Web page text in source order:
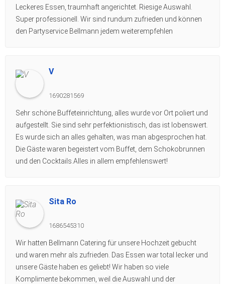
Leckeres Essen, traumhaft angerichtet. Riesige Auswahl.
Super professionell. Wir sind rundum zufrieden und können
den Partyservice Bellmann jedem weiterempfehlen
V
1690281569
Sehr schöne Buffeteinrichtung, alles wurde vor Ort poliert und
aufgestellt. Sie sind sehr perfektionistisch, das ist lobenswert.
Es wurde sich an alles gehalten, was man abgesprochen hat.
Die Gäste waren begeistert vom Buffet, dem Schokobrunnen
und den Cocktails.Alles in allem empfehlenswert!
Sita Ro
1686545310
Wir hatten Bellmann Catering für unsere Hochzeit gebucht
und waren mehr als zufrieden. Das Essen war total lecker und
unsere Gäste haben es geliebt! Wir haben so viele
Komplimente bekommen, weil die Auswahl und der